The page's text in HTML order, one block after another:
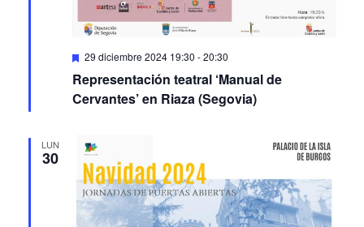
Featured
29 diciembre 2024 19:30 -20:30
Representación teatral ‘Manual de
Cervantes’ en Riaza (Segovia)
LUN
30